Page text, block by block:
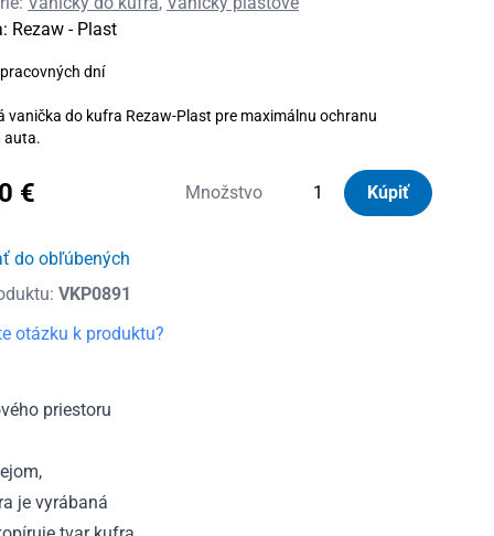
Rezaw - Plast
dní
vanička do kufra Rezaw-Plast pre maximálnu ochranu
auta.
€ Množstvo
množstvo
Kúpiť
do obľúbených
VKP0891
otázku k produktu?
priestoru
je vyrábaná